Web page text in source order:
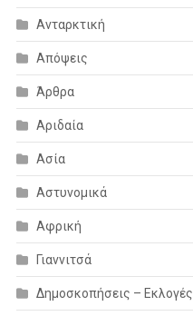
Ανταρκτική
Απόψεις
Άρθρα
Αριδαία
Ασία
Αστυνομικά
Αφρική
Γιαννιτσά
Δημοσκοπήσεις – Εκλογές